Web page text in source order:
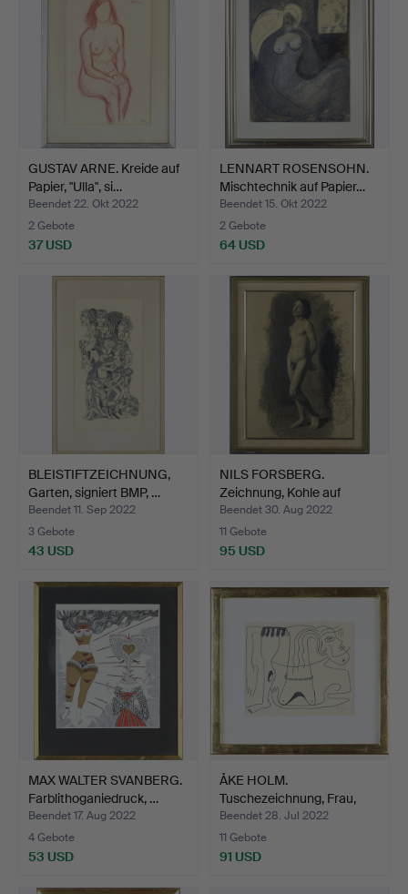
GUSTAV ARNE. Kreide auf
Papier, "Ulla", si…
Beendet 22. Okt 2022
2 Gebote
37 USD
LENNART ROSENSOHN.
Mischtechnik auf Papier…
Beendet 15. Okt 2022
2 Gebote
64 USD
BLEISTIFTZEICHNUNG,
Garten, signiert BMP, …
Beendet 11. Sep 2022
3 Gebote
43 USD
NILS FORSBERG.
Zeichnung, Kohle auf
Papier…
Beendet 30. Aug 2022
11 Gebote
95 USD
MAX WALTER SVANBERG.
Farblithoganiedruck, …
Beendet 17. Aug 2022
4 Gebote
53 USD
ÅKE HOLM.
Tuschezeichnung, Frau,
signiert.
Beendet 28. Jul 2022
11 Gebote
91 USD